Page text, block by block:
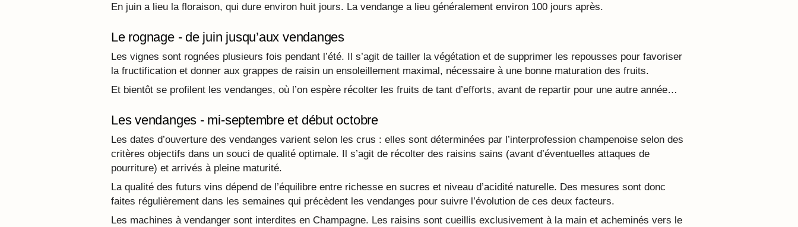
En juin a lieu la floraison, qui dure environ huit jours. La vendange a lieu généralement environ 100 jours après.
Le rognage - de juin jusqu’aux vendanges
Les vignes sont rognées plusieurs fois pendant l’été. Il s’agit de tailler la végétation et de supprimer les repousses pour favoriser
la fructification et donner aux grappes de raisin un ensoleillement maximal, nécessaire à une bonne maturation des fruits.
Et bientôt se profilent les vendanges, où l’on espère récolter les fruits de tant d’efforts, avant de repartir pour une autre année…
Les vendanges - mi-septembre et début octobre
Les dates d’ouverture des vendanges varient selon les crus : elles sont déterminées par l’interprofession champenoise selon des
critères objectifs dans un souci de qualité optimale. Il s’agit de récolter des raisins sains (avant d’éventuelles attaques de
pourriture) et arrivés à pleine maturité.
La qualité des futurs vins dépend de l’équilibre entre richesse en sucres et niveau d’acidité naturelle. Des mesures sont donc
faites régulièrement dans les semaines qui précèdent les vendanges pour suivre l’évolution de ces deux facteurs.
Les machines à vendanger sont interdites en Champagne. Les raisins sont cueillis exclusivement à la main et acheminés vers le